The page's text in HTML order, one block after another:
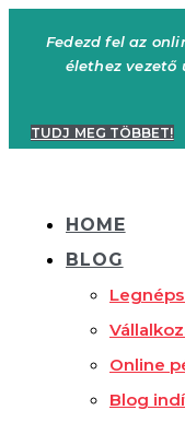
tartalomhoz
Fedezd fel az
élethez vezető
TUDJ MEG TÖBBET!
HOME
BLOG
Online
Blog